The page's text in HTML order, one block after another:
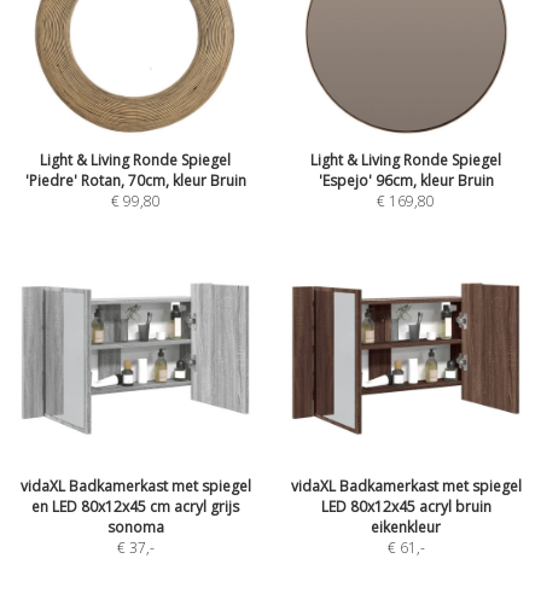
Light & Living Ronde Spiegel
'Piedre' Rotan, 70cm, kleur Bruin
€ 99,80
Light & Living Ronde Spiegel
'Espejo' 96cm, kleur Bruin
€ 169,80
vidaXL Badkamerkast met spiegel
en LED 80x12x45 cm acryl grijs
sonoma
€ 37,-
vidaXL Badkamerkast met spiegel
LED 80x12x45 acryl bruin
eikenkleur
€ 61 ,-